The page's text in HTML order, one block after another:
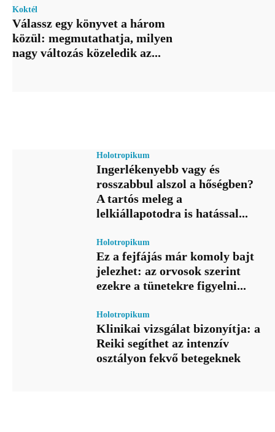
Koktél
Válassz egy könyvet a három
közül: megmutathatja, milyen
nagy változás közeledik az...
Holotropikum
Ingerlékenyebb vagy és
rosszabbul alszol a hőségben?
A tartós meleg a
lelkiállapotodra is hatással...
Holotropikum
Ez a fejfájás már komoly bajt
jelezhet: az orvosok szerint
ezekre a tünetekre figyelni...
Holotropikum
Klinikai vizsgálat bizonyítja: a
Reiki segíthet az intenzív
osztályon fekvő betegeknek